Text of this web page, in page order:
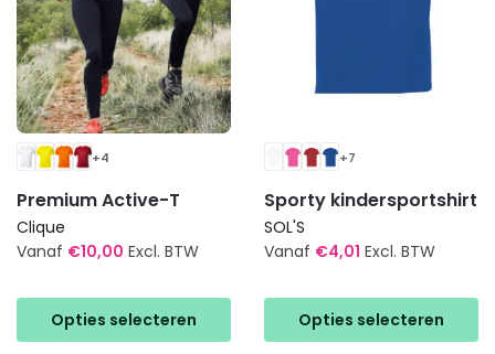
de
productpagina
+4
Premium Active-T
Clique
Vanaf €10,00 Excl. BTW
Opties selecteren
product
heeft
+7
Sporty kindersportshirt
SOL'S
Vanaf €4,01 Excl. BTW
Opties selecteren
product
heeft